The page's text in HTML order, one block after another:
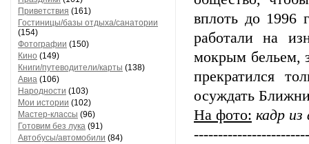
Приветствия (161)
Гостиницы/базы отдыха/санатории
(154)
Фотографии (150)
Кино (149)
Книги/путеводители/карты (138)
Авиа (106)
Народности (103)
Мои истории (102)
Мастер-классы (96)
Готовим без лука (91)
Автобусы/автомобили (84)
вплоть до 1996
работали на
мокрым бельем,
прекратился
осуждать
На фото: кадр